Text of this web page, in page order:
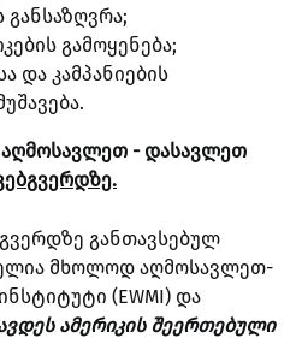
განსაზღვრა;
გამოყენება;
და კამპანიების
აღმოსავლეთ - დასავლეთ
განთავსებულ
მხოლოდ აღმოსავლეთ-
(EWMI) და
ამერიკის შეერთებული